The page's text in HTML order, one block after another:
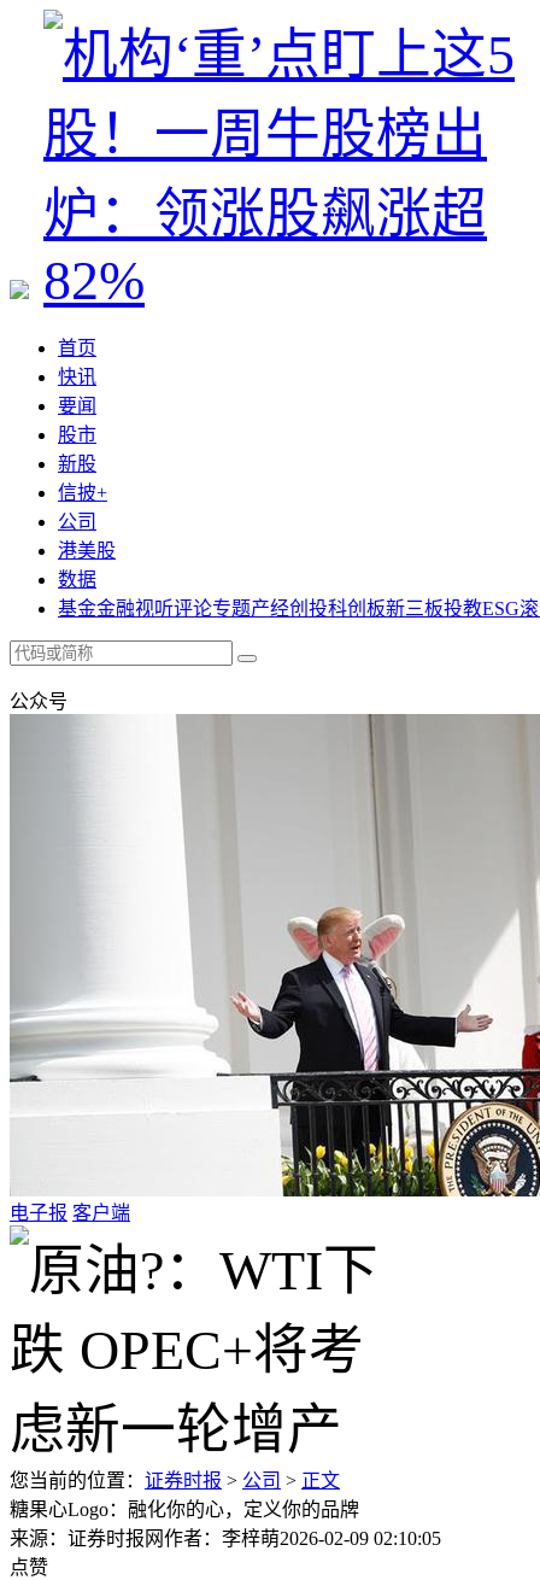
首页
快讯
要闻
股市
新股
信披+
公司
港美股
数据
基金金融视听评论专题产经创投科创板新三板投教ESG
公众号
电子报 客户端
您当前的位置： 证券时报 > 公司 > 正文
糖果心Logo：融化你的心，定义你的品牌
来源：证券时报网作者：李梓萌2026-02-09 02:10:05
点赞